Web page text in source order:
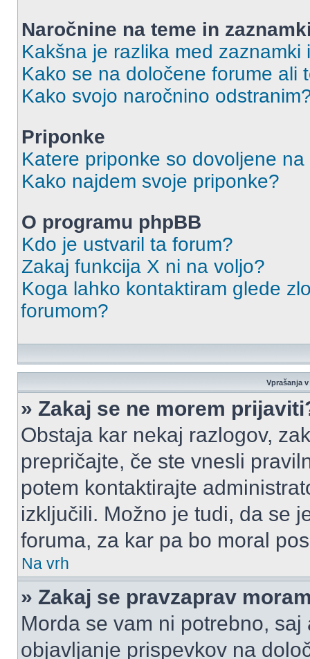
Naročnine na teme in
Kakšna je razlika med
Kako se na določene forume ali
Kako svojo naročnino
Priponke
Katere priponke so dovoljene
Kako najdem svoje priponke?
O programu phpBB
Kdo je ustvaril ta forum?
Zakaj funkcija X ni na voljo?
Koga lahko kontaktiram glede
forumom?
Vprašanja
» Zakaj se ne morem
Obstaja kar nekaj razlogov,
prepričajte, če ste vnesli
potem kontaktirajte
izključili. Možno je tudi, da se
foruma, za kar pa bo moral
Na vrh
» Zakaj se pravzaprav
Morda se vam ni potrebno,
objavljanje prispevkov na